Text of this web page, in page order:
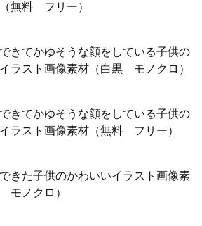
無料 フリー）
きてかゆそうな顔をしている子供の
ラスト画像素材（白黒 モノクロ）
きてかゆそうな顔をしている子供の
ラスト画像素材（無料 フリー）
きた子供のかわいいイラスト画像素
モノクロ）